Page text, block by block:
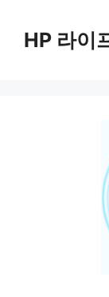
HP 라이